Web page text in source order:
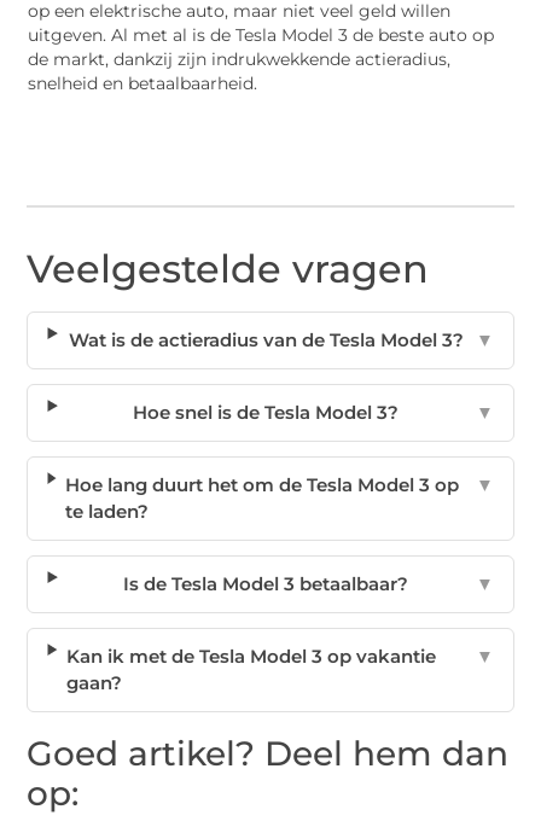
op een elektrische auto, maar niet veel geld willen
uitgeven. Al met al is de Tesla Model 3 de beste auto op
de markt, dankzij zijn indrukwekkende actieradius,
snelheid en betaalbaarheid.
Veelgestelde vragen
Wat is de actieradius van de Tesla Model 3? ▼
Hoe snel is de Tesla Model 3? ▼
Hoe lang duurt het om de Tesla Model 3 op
te laden?
▼
Is de Tesla Model 3 betaalbaar? ▼
Kan ik met de Tesla Model 3 op vakantie
gaan?
▼
Goed artikel? Deel hem dan
op: